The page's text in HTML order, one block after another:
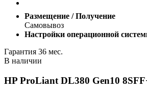
Размещение / Получение
Самовывоз
Настройки операционной
Гарантия 36 мес.
В наличии
HP ProLiant DL380 Gen10